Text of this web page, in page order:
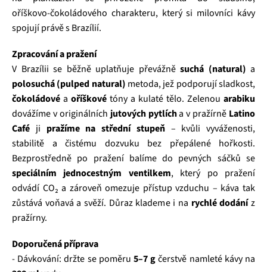
oříškovo‑čokoládového charakteru, který si milovníci kávy
spojují právě s Brazílií.
Zpracování a pražení
V Brazílii se běžně uplatňuje převážně suchá (natural) a
polosuchá (pulped natural) metoda, jež podporují sladkost,
čokoládové a oříškové tóny a kulaté tělo. Zelenou arabiku
dovážíme v originálních jutových pytlícha v pražírně Latino
Café ji pražíme na střední stupeň– kvůli vyváženosti,
stabilitě a čistému dozvuku bez přepálené hořkosti.
Bezprostředně po pražení balíme do pevných sáčků se
speciálním jednocestným ventilkem, který po pražení
odvádí CO₂ a zároveň omezuje přístup vzduchu – káva tak
zůstává voňavá a svěží. Důraz klademe i na rychlé dodáníz
pražírny.
Doporučená příprava
- Dávkování: držte se poměru 5–7 gčerstvě namleté kávy na